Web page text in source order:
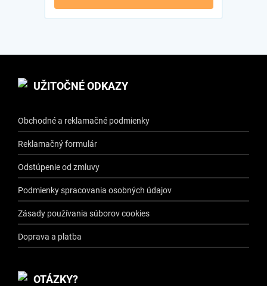
UŽITOČNÉ ODKAZY
Obchodné a reklamačné podmienky
Reklamačný formulár
Odstúpenie od zmluvy
Podmienky spracovania osobných údajov
Zásady používania súborov cookies
Doprava a platba
OTÁZKY?